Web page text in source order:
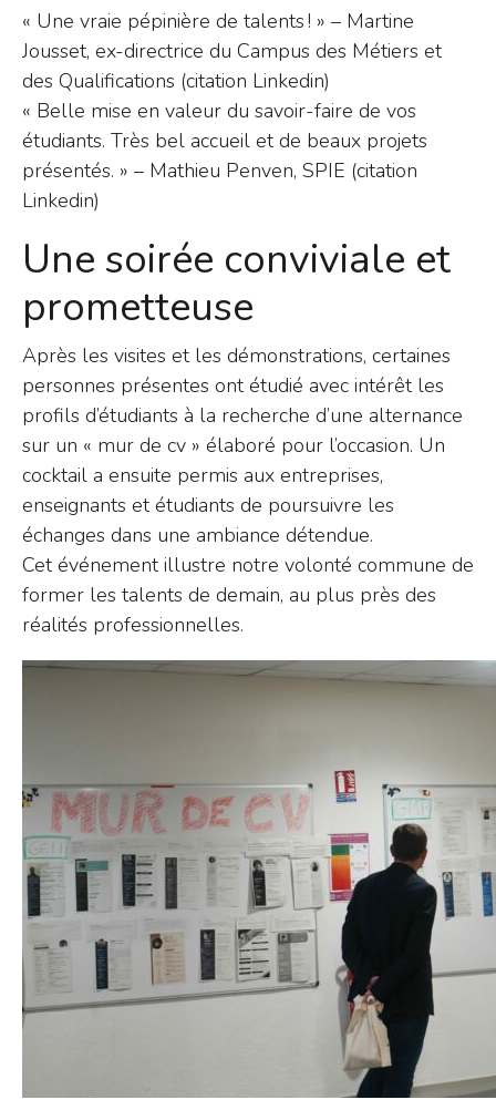
« Une vraie pépinière de talents ! » – Martine
Jousset, ex-directrice du Campus des Métiers et
des Qualifications (citation Linkedin)
« Belle mise en valeur du savoir-faire de vos
étudiants. Très bel accueil et de beaux projets
présentés. » – Mathieu Penven, SPIE (citation
Linkedin)
Une soirée conviviale et
prometteuse
Après les visites et les démonstrations, certaines
personnes présentes ont étudié avec intérêt les
profils d’étudiants à la recherche d’une alternance
sur un « mur de cv » élaboré pour l’occasion. Un
cocktail a ensuite permis aux entreprises,
enseignants et étudiants de poursuivre les
échanges dans une ambiance détendue.
Cet événement illustre notre volonté commune de
former les talents de demain, au plus près des
réalités professionnelles.